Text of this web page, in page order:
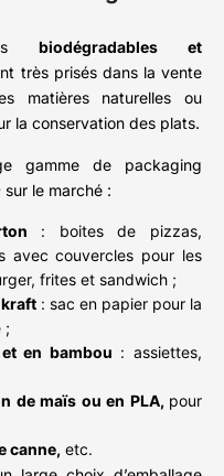
biodégradables et
très prisés dans la vente
matières naturelles ou
la conservation des plats.
gamme de packaging
sur le marché :
: boites de pizzas,
avec couvercles pour les
frites et sandwich ;
kraft : sac en papier pour la
;
en bambou : assiettes,
de maïs ou en PLA, pour
canne, etc.